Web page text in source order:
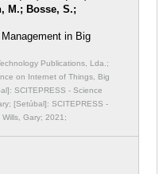
M.; Bosse, S.;
in Big
Publications, Lda.;
on Internet of Things, Big
SCITEPRESS - Science
[Setúbal]: SCITEPRESS -
Gary; 2021;